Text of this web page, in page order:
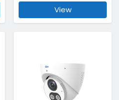
View